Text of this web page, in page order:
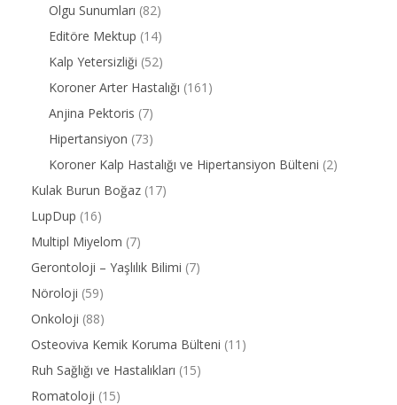
Olgu Sunumları (82)
Editöre Mektup (14)
Kalp Yetersizliği (52)
Koroner Arter Hastalığı (161)
Anjina Pektoris (7)
Hipertansiyon (73)
Koroner Kalp Hastalığı ve Hipertansiyon Bülteni (2)
Kulak Burun Boğaz (17)
LupDup (16)
Multipl Miyelom (7)
Gerontoloji – Yaşlılık Bilimi (7)
Nöroloji (59)
Onkoloji (88)
Osteoviva Kemik Koruma Bülteni (11)
Ruh Sağlığı ve Hastalıkları (15)
Romatoloji (15)